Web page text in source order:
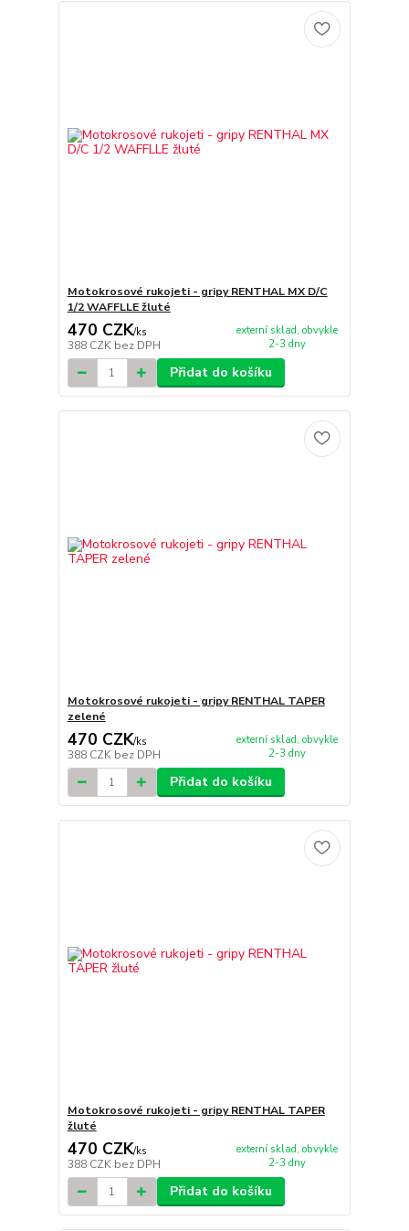
Motokrosové rukojeti - gripy RENTHAL MX D/C
1/2 WAFFLLE žluté
470 CZK/ks
388 CZK bez DPH
externí sklad, obvykle
2-3 dny
Přidat do košíku
Motokrosové rukojeti - gripy RENTHAL TAPER
zelené
470 CZK/ks
388 CZK bez DPH
externí sklad, obvykle
2-3 dny
Přidat do košíku
Motokrosové rukojeti - gripy RENTHAL TAPER
žluté
470 CZK/ks
388 CZK bez DPH
externí sklad, obvykle
2-3 dny
Přidat do košíku